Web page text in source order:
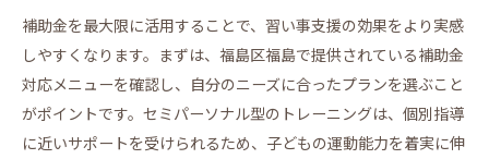
習い事支援で楽しみながら体力を伸ばす方法
習い事支援と親のサポートで体力アップ
補助金対応の運動プログラムで家族の健康増進
補助金対応習い事支援が家族の健康を応援
補助金を最大限に活用することで、習い事支援の効果をより実感
しやすくなります。まずは、福島区福島で提供されている補助金
対応メニューを確認し、自分のニーズに合ったプランを選ぶこと
がポイントです。セミパーソナル型のトレーニングは、個別指導
に近いサポートを受けられるため、子どもの運動能力を着実に伸